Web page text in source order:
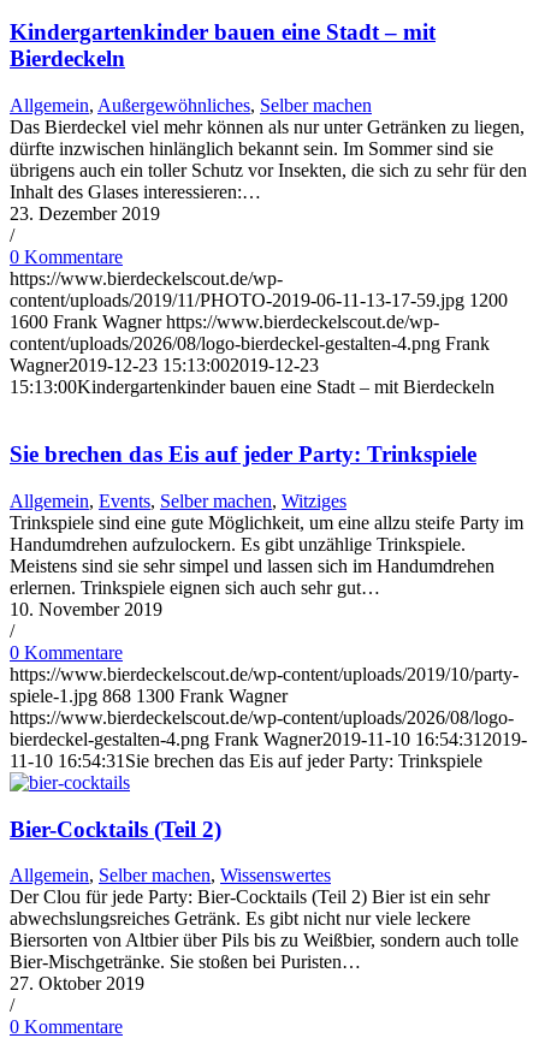
Kindergartenkinder bauen eine Stadt – mit
Bierdeckeln
Allgemein, Außergewöhnliches, Selber machen
Das Bierdeckel viel mehr können als nur unter Getränken zu liegen,
dürfte inzwischen hinlänglich bekannt sein. Im Sommer sind sie
übrigens auch ein toller Schutz vor Insekten, die sich zu sehr für den
Inhalt des Glases interessieren:…
23. Dezember 2019
/
0 Kommentare
https://www.bierdeckelscout.de/wp-
content/uploads/2019/11/PHOTO-2019-06-11-13-17-59.jpg 1200
1600 Frank Wagner https://www.bierdeckelscout.de/wp-
content/uploads/2026/08/logo-bierdeckel-gestalten-4.png Frank
Wagner2019-12-23 15:13:002019-12-23
15:13:00Kindergartenkinder bauen eine Stadt – mit Bierdeckeln
Sie brechen das Eis auf jeder Party: Trinkspiele
Allgemein, Events, Selber machen, Witziges
Trinkspiele sind eine gute Möglichkeit, um eine allzu steife Party im
Handumdrehen aufzulockern. Es gibt unzählige Trinkspiele.
Meistens sind sie sehr simpel und lassen sich im Handumdrehen
erlernen. Trinkspiele eignen sich auch sehr gut…
10. November 2019
/
0 Kommentare
https://www.bierdeckelscout.de/wp-content/uploads/2019/10/party-
spiele-1.jpg 868 1300 Frank Wagner
https://www.bierdeckelscout.de/wp-content/uploads/2026/08/logo-
bierdeckel-gestalten-4.png Frank Wagner2019-11-10 16:54:31 2019-
11-10 16:54:31 Sie brechen das Eis auf jeder Party: Trinkspiele
Bier-Cocktails (Teil 2)
Allgemein, Selber machen, Wissenswertes
Der Clou für jede Party: Bier-Cocktails (Teil 2) Bier ist ein sehr
abwechslungsreiches Getränk. Es gibt nicht nur viele leckere
Biersorten von Altbier über Pils bis zu Weißbier, sondern auch tolle
Bier-Mischgetränke. Sie stoßen bei Puristen…
27. Oktober 2019
/
0 Kommentare